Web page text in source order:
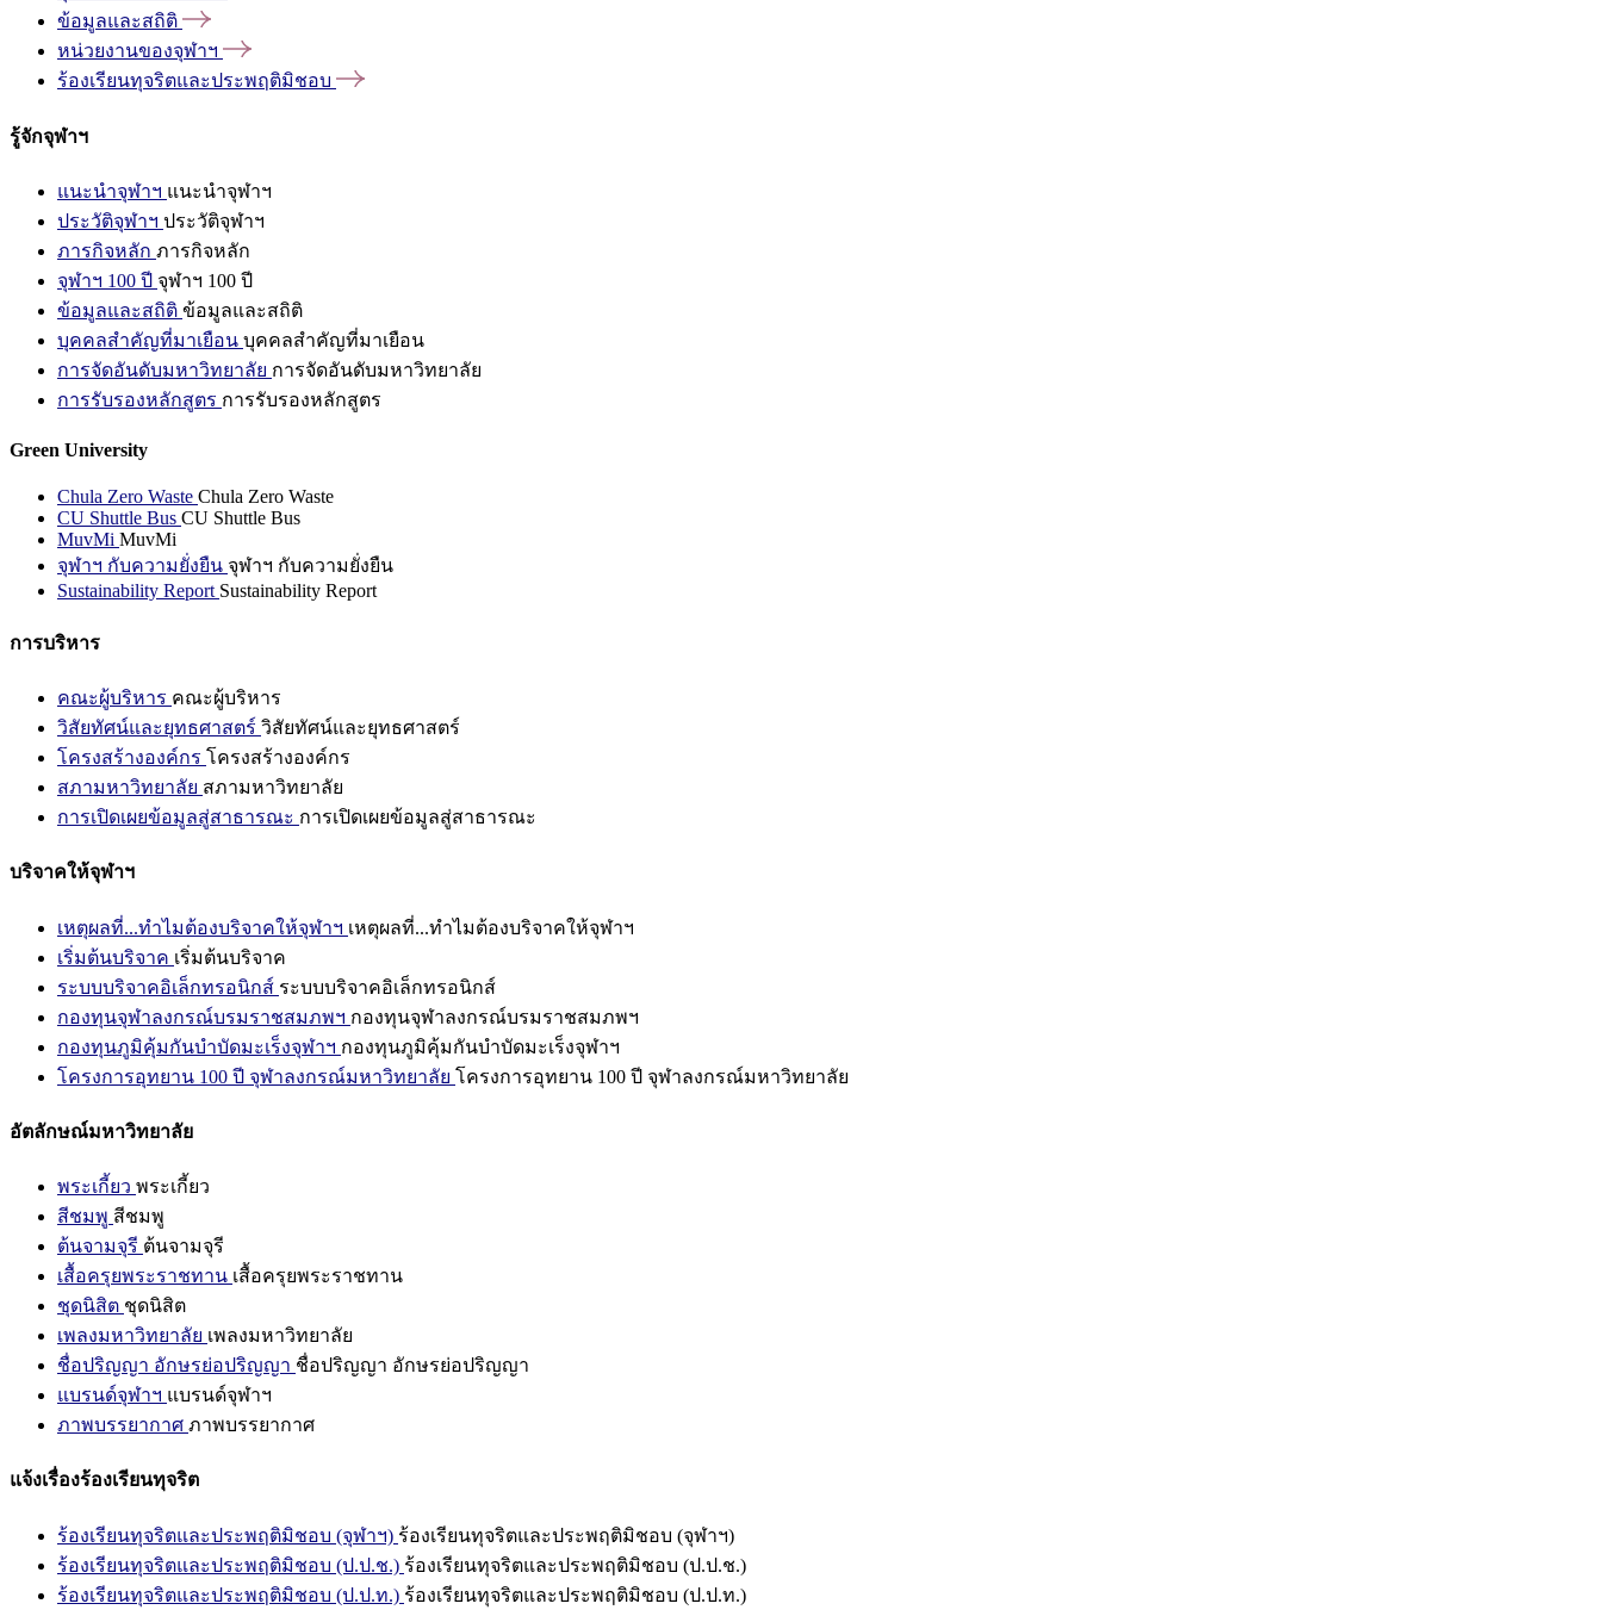
ข้อมูลและสถิติ
หน่วยงานของจุฬาฯ
ร้องเรียนทุจริตและประพฤติมิชอบ
รู้จักจุฬาฯ
แนะนำจุฬาฯ แนะนำจุฬาฯ
ประวัติจุฬาฯ ประวัติจุฬาฯ
ภารกิจหลัก ภารกิจหลัก
จุฬาฯ 100 ปี จุฬาฯ 100 ปี
ข้อมูลและสถิติ ข้อมูลและสถิติ
บุคคลสำคัญที่มาเยือน บุคคลสำคัญที่มาเยือน
การจัดอันดับมหาวิทยาลัย การจัดอันดับมหาวิทยาลัย
การรับรองหลักสูตร การรับรองหลักสูตร
Green University
Chula Zero Waste Chula Zero Waste
CU Shuttle Bus CU Shuttle Bus
MuvMi MuvMi
จุฬาฯ กับความยั่งยืน จุฬาฯ กับความยั่งยืน
Sustainability Report Sustainability Report
การบริหาร
คณะผู้บริหาร คณะผู้บริหาร
วิสัยทัศน์และยุทธศาสตร์ วิสัยทัศน์และยุทธศาสตร์
โครงสร้างองค์กร โครงสร้างองค์กร
สภามหาวิทยาลัย สภามหาวิทยาลัย
การเปิดเผยข้อมูลสู่สาธารณะ การเปิดเผยข้อมูลสู่สาธารณะ
บริจาคให้จุฬาฯ
เหตุผลที่...ทำไมต้องบริจาคให้จุฬาฯ เหตุผลที่...ทำไมต้องบริจาคให้จุฬาฯ
เริ่มต้นบริจาค เริ่มต้นบริจาค
ระบบบริจาคอิเล็กทรอนิกส์ ระบบบริจาคอิเล็กทรอนิกส์
กองทุนจุฬาลงกรณ์บรมราชสมภพฯ กองทุนจุฬาลงกรณ์บรมราชสมภพฯ
กองทุนภูมิคุ้มกันบำบัดมะเร็งจุฬาฯ กองทุนภูมิคุ้มกันบำบัดมะเร็งจุฬาฯ
โครงการอุทยาน 100 ปี จุฬาลงกรณ์มหาวิทยาลัย โครงการอุทยาน 100 ปี จุฬาลงกรณ์มหาวิทยาลัย
อัตลักษณ์มหาวิทยาลัย
พระเกี้ยว พระเกี้ยว
สีชมพู สีชมพู
ต้นจามจุรี ต้นจามจุรี
เสื้อครุยพระราชทาน เสื้อครุยพระราชทาน
ชุดนิสิต ชุดนิสิต
เพลงมหาวิทยาลัย เพลงมหาวิทยาลัย
ชื่อปริญญา อักษรย่อปริญญา ชื่อปริญญา อักษรย่อปริญญา
แบรนด์จุฬาฯ แบรนด์จุฬาฯ
ภาพบรรยากาศ ภาพบรรยากาศ
แจ้งเรื่องร้องเรียนทุจริต
ร้องเรียนทุจริตและประพฤติมิชอบ (จุฬาฯ) ร้องเรียนทุจริตและประพฤติมิชอบ (จุฬาฯ)
ร้องเรียนทุจริตและประพฤติมิชอบ (ป.ป.ช.) ร้องเรียนทุจริตและประพฤติมิชอบ (ป.ป.ช.)
ร้องเรียนทุจริตและประพฤติมิชอบ (ป.ป.ท.) ร้องเรียนทุจริตและประพฤติมิชอบ (ป.ป.ท.)